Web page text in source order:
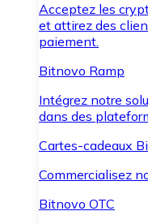
Acceptez les
et attirez des
paiement.
Bitnovo Ramp
Intégrez notre
dans des
Cartes-cadeaux
Commercialisez
Bitnovo OTC